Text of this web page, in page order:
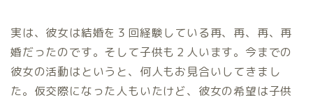
実は、彼女は結婚を３回経験している再、再、再、再
婚だったのです。そして子供も２人います。今までの
彼女の活動はというと、何人もお見合いしてきまし
た。仮交際になった人もいたけど、彼女の希望は子供